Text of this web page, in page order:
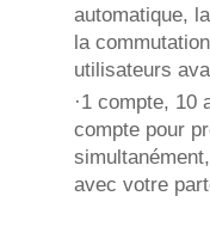
automatique,
la
utilisateurs
·1 compte, 10
compte pour
avec votre